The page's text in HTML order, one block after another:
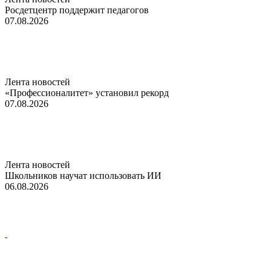
Росдетцентр поддержит педагогов
07.08.2026
Лента новостей
«Профессионалитет» установил рекорд
07.08.2026
Лента новостей
Школьников научат использовать ИИ
06.08.2026